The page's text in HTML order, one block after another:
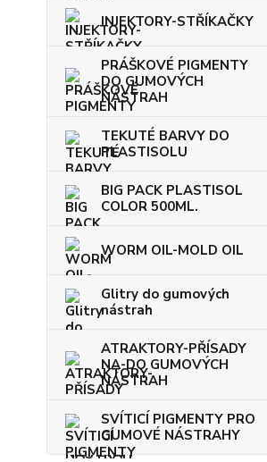
INJEKTORY-STŘÍKAČKY
PRÁŠKOVÉ PIGMENTY
DO GUMOVÝCH
NÁSTRAH
TEKUTÉ BARVY DO
PLASTISOLU
BIG PACK PLASTISOL
COLOR 500ML.
WORM OIL-MOLD OIL
Glitry do gumových
nástrah
ATRAKTORY-PŘÍSADY
NA-DO GUMOVÝCH
NÁSTRAH
SVÍTICÍ PIGMENTY PRO
GUMOVÉ NÁSTRAHY